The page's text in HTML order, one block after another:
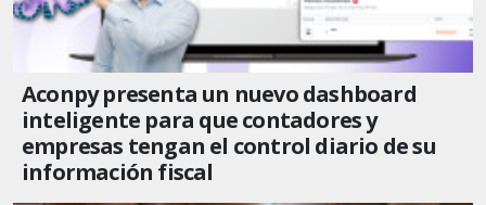
Aconpy presenta un nuevo dashboard
inteligente para que contadores y
empresas tengan el control diario de su
información fiscal